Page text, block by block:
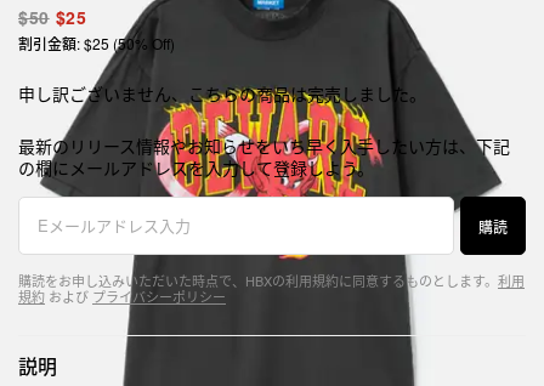
$50 $25
割引金額: $25 (50% Off)
申し訳ございません、こちらの商品は完売しました。
最新のリリース情報やお知らせをいち早く入手したい方は、下記
の欄にメールアドレスを入力して登録しよう。
購読
購読をお申し込みいただいた時点で、HBXの利用規約に同意するものとします。 利用
規約 および プライバシーポリシー
説明